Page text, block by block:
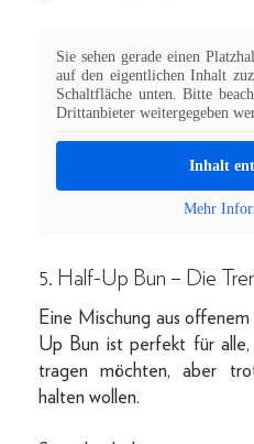
Sie sehen gerade einen
auf den eigentlichen Inhalt
Schaltfläche unten. Bitte
Drittanbieter weitergegeben
Inhalt
Mehr
5. Half-Up Bun – Die
Eine Mischung aus
Up Bun ist perfekt für
tragen möchten, aber
halten wollen.